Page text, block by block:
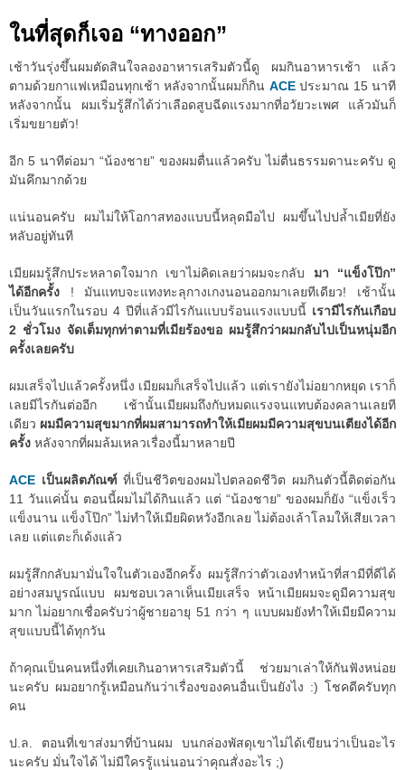
ในที่สุดก็เจอ “ทางออก”
เช้าวันรุ่งขึ้นผมตัดสินใจลองอาหารเสริมตัวนี้ดู ผมกินอาหารเช้า แล้ว
ตามด้วยกาแฟเหมือนทุกเช้า หลังจากนั้นผมก็กิน ACEประมาณ 15 นาที
หลังจากนั้น ผมเริ่มรู้สึกได้ว่าเลือดสูบฉีดแรงมากที่อวัยวะเพศ แล้วมันก็
เริ่มขยายตัว!
อีก 5 นาทีต่อมา “น้องชาย” ของผมตื่นแล้วครับ ไม่ตื่นธรรมดานะครับ ดู
มันคึกมากด้วย
แน่นอนครับ ผมไม่ให้โอกาสทองแบบนี้หลุดมือไป ผมขึ้นไปปล้ำเมียที่ยัง
หลับอยู่ทันที
เมียผมรู้สึกประหลาดใจมาก เขาไม่คิดเลยว่าผมจะกลับ มา “แข็งโป๊ก”
ได้อีกครั้ง ! มันแทบจะแทงทะลุกางเกงนอนออกมาเลยทีเดียว! เช้านั้น
เป็นวันแรกในรอบ 4 ปีที่แล้วมีไรกันแบบร้อนแรงแบบนี้ เรามีไรกันเกือบ
2 ชั่วโมง จัดเต็มทุกท่าตามที่เมียร้องขอ ผมรู้สึกว่าผมกลับไปเป็นหนุ่มอีก
ครั้งเลยครับ
ผมเสร็จไปแล้วครั้งหนึ่ง เมียผมก็เสร็จไปแล้ว แต่เรายังไม่อยากหยุด เราก็
เลยมีไรกันต่ออีก เช้านั้นเมียผมถึงกับหมดแรงจนแทบต้องคลานเลยที
เดียว ผมมีความสุขมากที่ผมสามารถทำให้เมียผมมีความสุขบนเตียงได้อีก
ครั้ง หลังจากที่ผมล้มเหลวเรื่องนี้มาหลายปี
ACE เป็นผลิตภัณฑ์ที่เป็นชีวิตของผมไปตลอดชีวิต ผมกินตัวนี้ติดต่อกัน
11 วันแค่นั้น ตอนนี้ผมไม่ได้กินแล้ว แต่ “น้องชาย” ของผมก็ยัง “แข็งเร็ว
แข็งนาน แข็งโป๊ก” ไม่ทำให้เมียผิดหวังอีกเลย ไม่ต้องเล้าโลมให้เสียเวลา
เลย แต่แตะก็เด้งแล้ว
ผมรู้สึกกลับมามั่นใจในตัวเองอีกครั้ง ผมรู้สึกว่าตัวเองทำหน้าที่สามีที่ดีได้
อย่างสมบูรณ์แบบ ผมชอบเวลาเห็นเมียเสร็จ หน้าเมียผมจะดูมีความสุข
มาก ไม่อยากเชื่อครับว่าผู้ชายอายุ 51 กว่า ๆ แบบผมยังทำให้เมียมีความ
สุขแบบนี้ได้ทุกวัน
ถ้าคุณเป็นคนหนึ่งที่เคยเกินอาหารเสริมตัวนี้ ช่วยมาเล่าให้กันฟังหน่อย
นะครับ ผมอยากรู้เหมือนกันว่าเรื่องของคนอื่นเป็นยังไง :) โชคดีครับทุก
คน
ป.ล. ตอนที่เขาส่งมาที่บ้านผม บนกล่องพัสดุเขาไม่ได้เขียนว่าเป็นอะไร
นะครับ มั่นใจได้ ไม่มีใครรู้แน่นอนว่าคุณสั่งอะไร ;)